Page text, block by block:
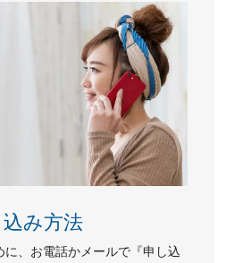
み方法
に、お電話かメールで『申し込